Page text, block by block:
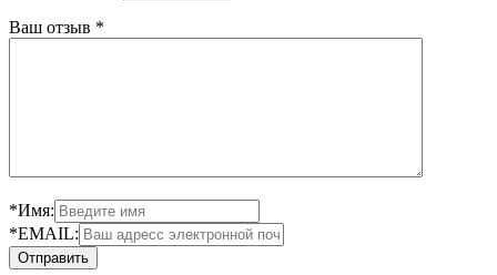
Ваш отзыв *
*Имя:
*EMAIL: